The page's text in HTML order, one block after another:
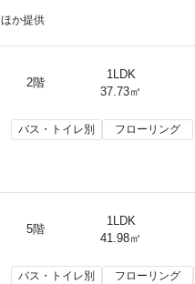
ほか提供
2階
1LDK
37.73㎡
バス・トイレ別 フローリング
5階
1LDK
41.98㎡
バス・トイレ別 フローリング